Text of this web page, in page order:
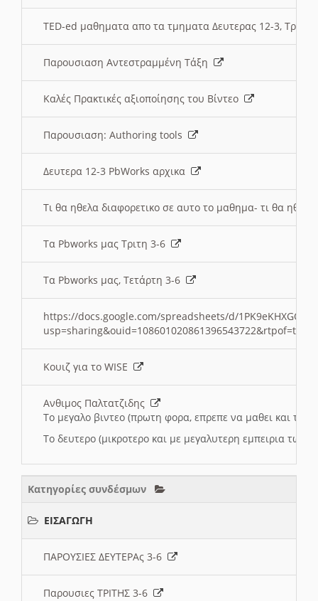
TED-ed μαθηματα απο τα τμηματα Δευτερας 12-3,
Παρουσιαση Αντεστραμμένη Τάξη
Καλές Πρακτικές αξιοποίησης του Βίντεο
Παρουσιαση: Authoring tools
Δευτερα 12-3 PbWorks αρχικα
Τι θα ηθελα διαφορετικο σε αυτο το μαθημα- τι θα
Τα Pbworks μας Τριτη 3-6
Τα Pbworks μας, Τετάρτη 3-6
https://docs.google.com/spreadsheets/d/
Κουιζ για το WISE
Ανθιμος Παλτατζιδης
Το μεγαλο βιντεο (πρωτη φορα, επρεπε να μαθει και το
Το δευτερο (μικροτερο και με μεγαλυτερη εμπειρια
Κατηγορίες συνδέσμων
ΕΙΣΑΓΩΓΗ
ΠΑΡΟΥΣΙΕΣ ΔΕΥΤΕΡΑς 3-6
Παρουσιες ΤΡΙΤΗΣ 3-6